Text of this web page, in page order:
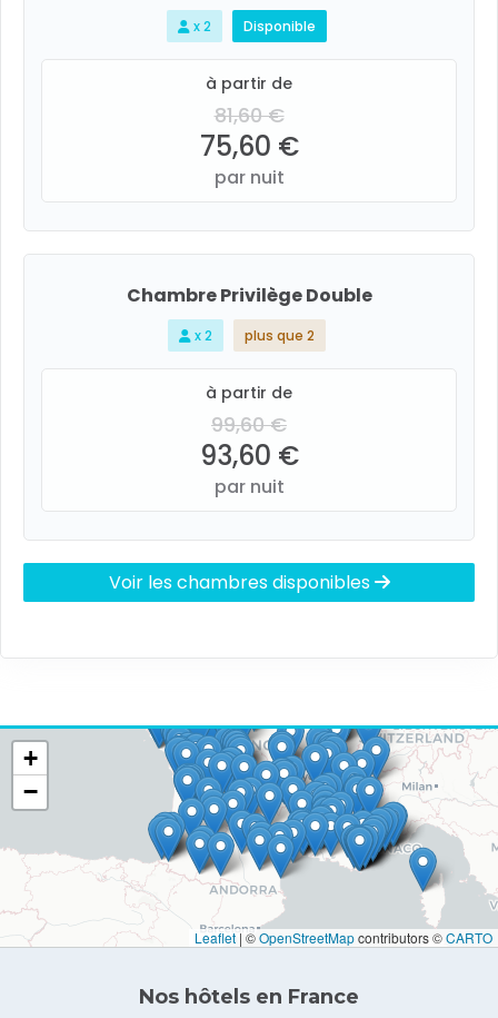
x 2 Disponible
à partir de
81,60 €
75,60 €
par nuit
Chambre Privilège Double
x 2 plus que 2
à partir de
99,60 €
93,60 €
par nuit
Voir les chambres disponibles
+
−
Leaflet | ©OpenStreetMapcontributors ©CARTO
Nos hôtels en France